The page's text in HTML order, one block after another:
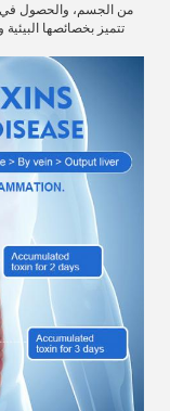
من الجسم، والحصول في
تتميز بخصائصها